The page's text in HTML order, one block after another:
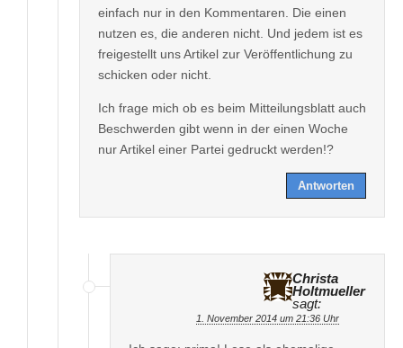
einfach nur in den Kommentaren. Die einen
nutzen es, die anderen nicht. Und jedem ist es
freigestellt uns Artikel zur Veröffentlichung zu
schicken oder nicht.
Ich frage mich ob es beim Mitteilungsblatt auch
Beschwerden gibt wenn in der einen Woche
nur Artikel einer Partei gedruckt werden!?
Antworten
Christa
Holtmueller
sagt:
1. November 2014 um 21:36 Uhr